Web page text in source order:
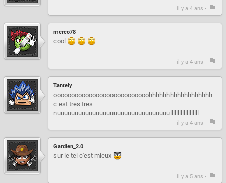
il y a 4 ans -
merco78
cool
il y a 4 ans -
Tantely
ooooooooooooooooooooooooooohhhhhhhhhhhhhhhhhh
c est tres tres
nuuuuuuuuuuuuuuuuuuuuuuuuuuuuuuuulllllllllllllllllll
il y a 4 ans -
Gardien_2.0
sur le tel c'est mieux
il y a 5 ans -